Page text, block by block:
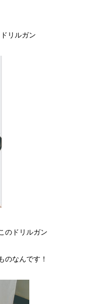
リルガン
のドリルガン
のなんです！